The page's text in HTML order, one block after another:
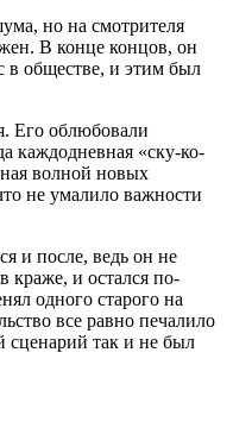
но на смотрителя
В конце концов, он
в обществе, и этим был
Его облюбовали
каждодневная «ску-ко-
волной новых
не умалило важности
и после, ведь он не
краже, и остался по-
одного старого на
все равно печалило
сценарий так и не был